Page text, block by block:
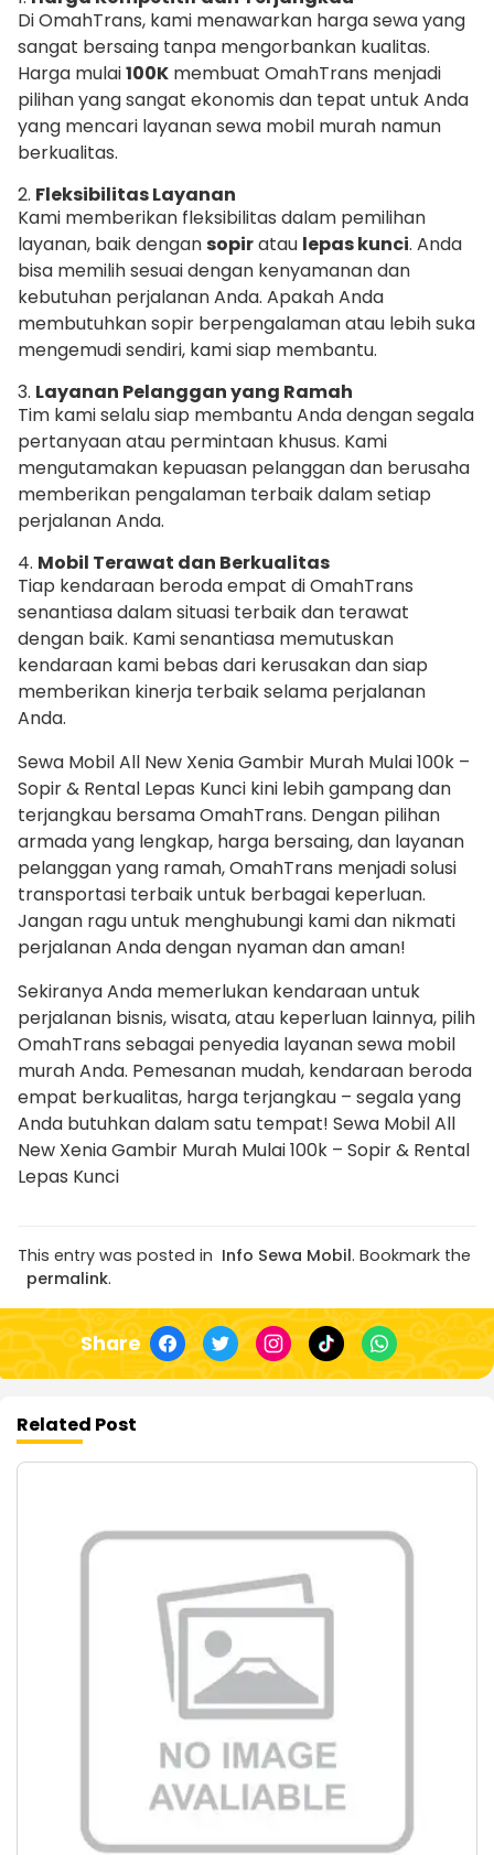
Di OmahTrans, kami menawarkan harga sewa yang
sangat bersaing tanpa mengorbankan kualitas.
Harga mulai100K membuat OmahTrans menjadi
pilihan yang sangat ekonomis dan tepat untuk Anda
yang mencari layanan sewa mobil murah namun
berkualitas.
2. Fleksibilitas Layanan
Kami memberikan fleksibilitas dalam pemilihan
layanan, baik dengansopiratau lepas kunci. Anda
bisa memilih sesuai dengan kenyamanan dan
kebutuhan perjalanan Anda. Apakah Anda
membutuhkan sopir berpengalaman atau lebih suka
mengemudi sendiri, kami siap membantu.
3. Layanan Pelanggan yang Ramah
Tim kami selalu siap membantu Anda dengan segala
pertanyaan atau permintaan khusus. Kami
mengutamakan kepuasan pelanggan dan berusaha
memberikan pengalaman terbaik dalam setiap
perjalanan Anda.
4. Mobil Terawat dan Berkualitas
Tiap kendaraan beroda empat di OmahTrans
senantiasa dalam situasi terbaik dan terawat
dengan baik. Kami senantiasa memutuskan
kendaraan kami bebas dari kerusakan dan siap
memberikan kinerja terbaik selama perjalanan
Anda.
Sewa Mobil All New Xenia Gambir Murah Mulai 100k –
Sopir & Rental Lepas Kunci kini lebih gampang dan
terjangkau bersama OmahTrans. Dengan pilihan
armada yang lengkap, harga bersaing, dan layanan
pelanggan yang ramah, OmahTrans menjadi solusi
transportasi terbaik untuk berbagai keperluan.
Jangan ragu untuk menghubungi kami dan nikmati
perjalanan Anda dengan nyaman dan aman!
Sekiranya Anda memerlukan kendaraan untuk
perjalanan bisnis, wisata, atau keperluan lainnya, pilih
OmahTrans sebagai penyedia layanan sewa mobil
murah Anda. Pemesanan mudah, kendaraan beroda
empat berkualitas, harga terjangkau – segala yang
Anda butuhkan dalam satu tempat! Sewa Mobil All
New Xenia Gambir Murah Mulai 100k – Sopir & Rental
Lepas Kunci
This entry was posted in Info Sewa Mobil. Bookmark the
permalink.
Share
Related Post